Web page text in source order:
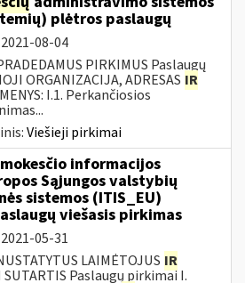
plėtros paslaugų
2021-08-04
PIRKIMUS Paslaugų
ORGANIZACIJA, ADRESAS IR
I.1. Perkančiosios
Viešieji pirkimai
informacijos
Sąjungos valstybių
sistemos (ITIS_EU)
viešasis pirkimas
2021-05-31
LAIMĖTOJUS IR
SUTARTIS Paslaugų pirkimai I.